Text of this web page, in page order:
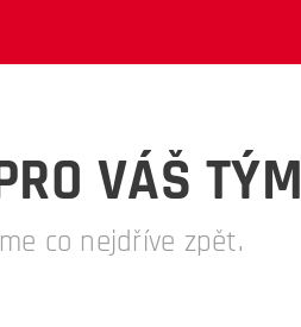
VÁŠ TÝM
co nejdříve zpět.